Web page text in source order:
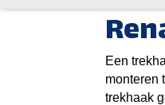
Een
monteren
trekhaak